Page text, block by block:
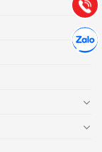
Gọi
Chát